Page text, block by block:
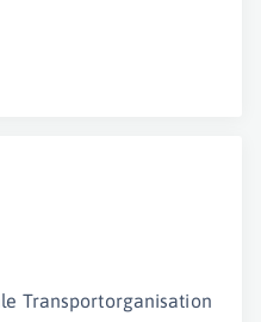
Transportorganisation